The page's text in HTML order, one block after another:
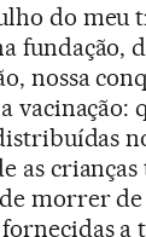
do meu
fundação,
nossa
as
morrer
a